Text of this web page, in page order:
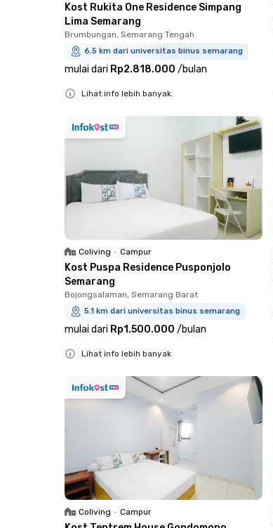
Kost Rukita One Residence Simpang
Lima Semarang
Brumbungan, Semarang Tengah
6.5 km dari universitas binus semarang
mulai dari Rp2.818.000 /bulan
Lihat info lebih banyak
Coliving • Campur
Kost Puspa Residence Pusponjolo
Semarang
Bojongsalaman, Semarang Barat
5.1 km dari universitas binus semarang
mulai dari Rp1.500.000 /bulan
Lihat info lebih banyak
Coliving • Campur